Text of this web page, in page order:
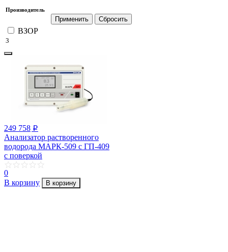
Производитель
ВЗОР
3
249 758 p
Анализатор растворенного
водорода МАРК-509 с ГП-409
с поверкой
0
В корзину
В корзину